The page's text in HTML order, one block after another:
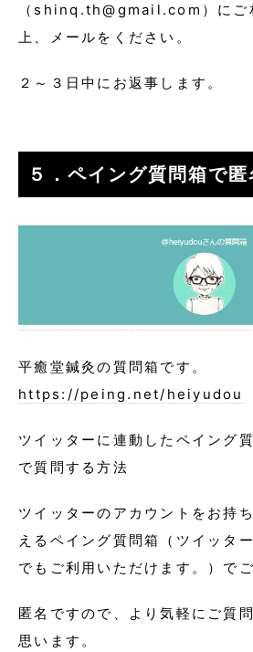
（shinq.th@gmail.com）にご
上、メールをください。
２～３日中にお返事します。
５．ペイング質問箱で匿
平癒堂鍼灸の質問箱です。
https://peing.net/heiyudou
ツイッターに連動したペイング
で質問する方法
ツイッターのアカウントをお持
えるペイング質問箱（ツイッタ
でもご利用いただけます。）で
匿名ですので、より気軽にご質
思います。